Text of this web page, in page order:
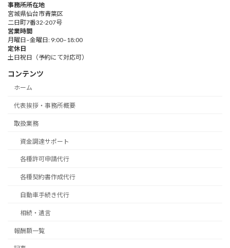
事務所所在地
宮城県仙台市青葉区
二日町7番32-207号
営業時間
月曜日–金曜日: 9:00–18:00
定休日
土日祝日（予約にて対応可）
コンテンツ
ホーム
代表挨拶・事務所概要
取扱業務
資金調達サポート
各種許可申請代行
各種契約書作成代行
自動車手続き代行
相続・遺言
報酬額一覧